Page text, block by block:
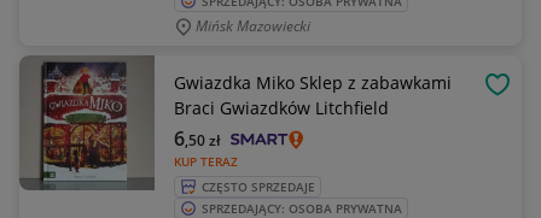
Mińsk Mazowiecki
Gwiazdka Miko Sklep z zabawkami
Braci Gwiazdków Litchfield
KUP TERAZ
6,50zł
CZĘSTO SPRZEDAJE
SPRZEDAJĄCY: OSOBA PRYWATNA